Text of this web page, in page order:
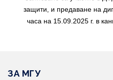
защити, и предаване на
часа на 15.09.2025 г. в
ЗА МГУ